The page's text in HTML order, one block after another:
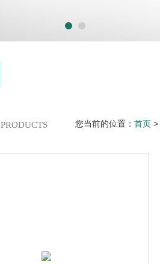
PRODUCTS 您当前的位置： 首页 >